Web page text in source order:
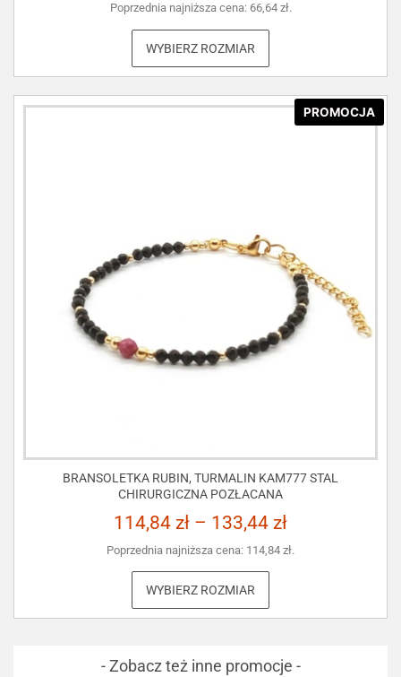
Poprzednia najniższa cena: 66,64 zł.
WYBIERZ ROZMIAR
PROMOCJA
BRANSOLETKA RUBIN, TURMALIN KAM777 STAL
CHIRURGICZNA POZŁACANA
114,84 zł – 133,44 zł
Poprzednia najniższa cena: 114,84 zł.
WYBIERZ ROZMIAR
- Zobacz też inne promocje -